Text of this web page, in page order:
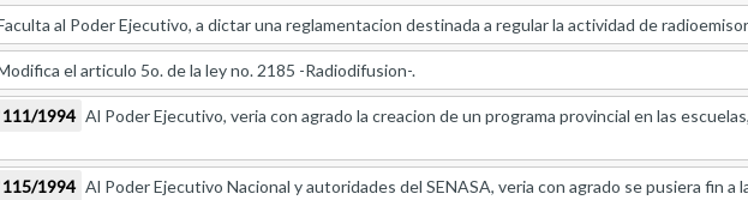
al Poder Ejecutivo, a dictar una reglamentacion destinada a regular la actividad de
el articulo 5o. de la ley no. 2185 -Radiodifusion-.
111/1994 Al Poder Ejecutivo, veria con agrado la creacion de un programa provincial en las
115/1994 Al Poder Ejecutivo Nacional y autoridades del SENASA, veria con agrado se pusiera fin